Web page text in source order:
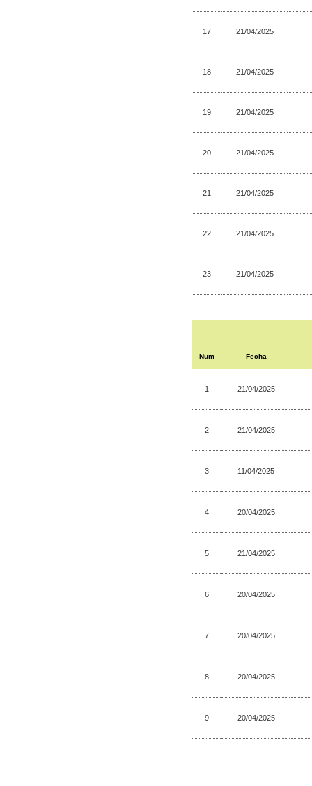
17 21/04/2025
18 21/04/2025
19 21/04/2025
20 21/04/2025
21 21/04/2025
22 21/04/2025
23 21/04/2025
Num Fecha
1 21/04/2025
2 21/04/2025
3 11/04/2025
4 20/04/2025
5 21/04/2025
6 20/04/2025
7 20/04/2025
8 20/04/2025
9 20/04/2025